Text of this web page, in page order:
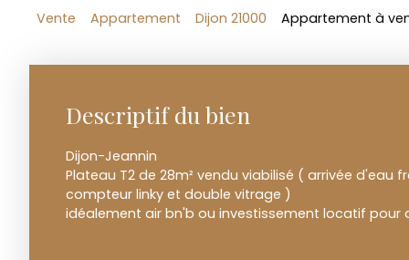
Vente Appartement Dijon 21000 Appartement à
Descriptif du bien
Dijon-Jeannin
Plateau T2 de 28m² vendu viabilisé ( arrivée d'eau
compteur linky et double vitrage )
idéalement air bn'b ou investissement locatif pour